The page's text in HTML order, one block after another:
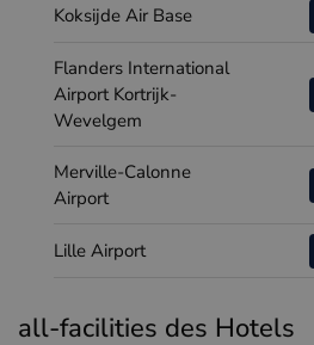
Koksijde Air Base
Flanders International
Airport Kortrijk-
Wevelgem
Merville-Calonne
Airport
Lille Airport
all-facilities des Hotels